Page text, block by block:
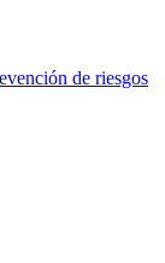
de riesgos